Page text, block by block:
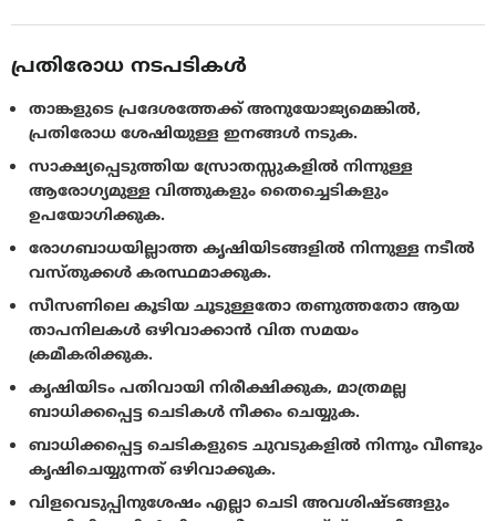
പ്രതിരോധ നടപടികൾ
താങ്കളുടെ പ്രദേശത്തേക്ക് അനുയോജ്യമെങ്കിൽ,
പ്രതിരോധ ശേഷിയുള്ള ഇനങ്ങൾ നടുക.
സാക്ഷ്യപ്പെടുത്തിയ സ്രോതസ്സുകളിൽ നിന്നുള്ള
ആരോഗ്യമുള്ള വിത്തുകളും തൈച്ചെടികളും
ഉപയോഗിക്കുക.
രോഗബാധയില്ലാത്ത കൃഷിയിടങ്ങളിൽ നിന്നുള്ള നടീൽ
വസ്തുക്കൾ കരസ്ഥമാക്കുക.
സീസണിലെ കൂടിയ ചൂടുള്ളതോ തണുത്തതോ ആയ
താപനിലകൾ ഒഴിവാക്കാൻ വിത സമയം
ക്രമീകരിക്കുക.
കൃഷിയിടം പതിവായി നിരീക്ഷിക്കുക, മാത്രമല്ല
ബാധിക്കപ്പെട്ട ചെടികൾ നീക്കം ചെയ്യുക.
ബാധിക്കപ്പെട്ട ചെടികളുടെ ചുവടുകളിൽ നിന്നും വീണ്ടും
കൃഷിചെയ്യുന്നത് ഒഴിവാക്കുക.
വിളവെടുപ്പിനുശേഷം എല്ലാ ചെടി അവശിഷ്ടങ്ങളും